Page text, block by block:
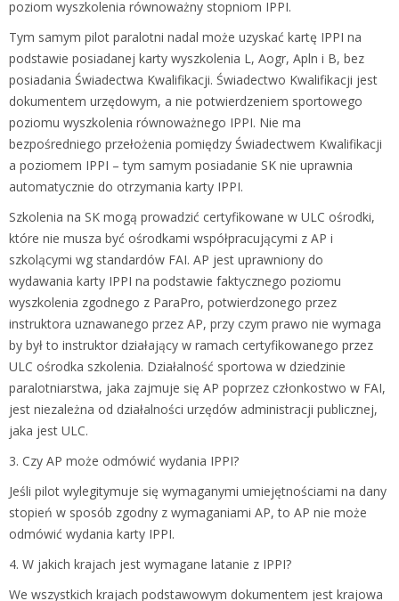
poziom wyszkolenia równoważny stopniom IPPI.
Tym samym pilot paralotni nadal może uzyskać kartę IPPI na
podstawie posiadanej karty wyszkolenia L, Aogr, Apln i B, bez
posiadania Świadectwa Kwalifikacji. Świadectwo Kwalifikacji jest
dokumentem urzędowym, a nie potwierdzeniem sportowego
poziomu wyszkolenia równoważnego IPPI. Nie ma
bezpośredniego przełożenia pomiędzy Świadectwem Kwalifikacji
a poziomem IPPI – tym samym posiadanie SK nie uprawnia
automatycznie do otrzymania karty IPPI.
Szkolenia na SK mogą prowadzić certyfikowane w ULC ośrodki,
które nie musza być ośrodkami współpracującymi z AP i
szkolącymi wg standardów FAI. AP jest uprawniony do
wydawania karty IPPI na podstawie faktycznego poziomu
wyszkolenia zgodnego z ParaPro, potwierdzonego przez
instruktora uznawanego przez AP, przy czym prawo nie wymaga
by był to instruktor działający w ramach certyfikowanego przez
ULC ośrodka szkolenia. Działalność sportowa w dziedzinie
paralotniarstwa, jaka zajmuje się AP poprzez członkostwo w FAI,
jest niezależna od działalności urzędów administracji publicznej,
jaka jest ULC.
3. Czy AP może odmówić wydania IPPI?
Jeśli pilot wylegitymuje się wymaganymi umiejętnościami na dany
stopień w sposób zgodny z wymaganiami AP, to AP nie może
odmówić wydania karty IPPI.
4. W jakich krajach jest wymagane latanie z IPPI?
We wszystkich krajach podstawowym dokumentem jest krajowa